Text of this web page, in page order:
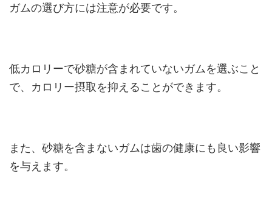
ガムの選び方には注意が必要です。
低カロリーで砂糖が含まれていないガムを選ぶこと
で、カロリー摂取を抑えることができます。
また、砂糖を含まないガムは歯の健康にも良い影響
を与えます。